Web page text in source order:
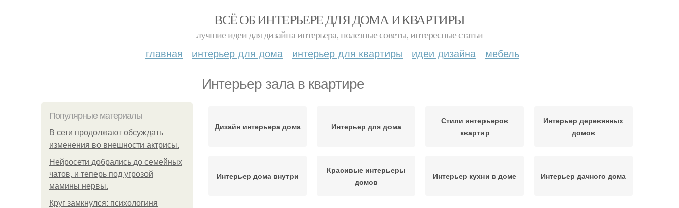
ВСЁ ОБ ИНТЕРЬЕРЕ ДЛЯ ДОМА И КВАРТИРЫ
лучшие идеи для дизайна интерьера, полезные советы, интересные статьи
главная интерьер для дома интерьер для квартиры идеи дизайна мебель
Интерьер зала в квартире
Популярные материалы
В сети продолжают обсуждать
изменения во внешности актрисы.
Нейросети добрались до семейных
чатов, и теперь под угрозой
мамины нервы.
Круг замкнулся: психологиня
Дизайн интерьера дома Интерьер для дома
Стили интерьеров
квартир
Интерьер деревянных
домов
Интерьер дома внутри
Красивые интерьеры
домов
Интерьер кухни в доме Интерьер дачного дома